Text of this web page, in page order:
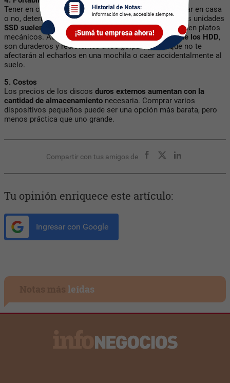
Tener en cuenta si el disco duro externo se va a quedar en casa
o no, determinará qué tipo de dispositivo comprar. Las unidades
SSD suelen ser la opción más pequeña, ya que no tienen platos
mecánicos. Ademástienden a ser menos frágiles que los HDD,
son duraderos y resistentes a los golpes, por lo que no te
afectarán al echarlos en una mochila o caer accidentalmente al
suelo.
5. Costos
Los precios de los discos duros externos aumentan con la
cantidad de almacenamiento necesaria. Comprar varios
dispositivos pequeños puede ser una opción más barata, pero
menos práctica que uno grande.
Compartir con tus amigos de
Tu opinión enriquece este artículo:
Ingresar con Google
leídas